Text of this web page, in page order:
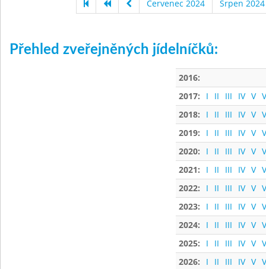
Červenec 2024 Srpen 2024
Přehled zveřejněných jídelníčků:
2016:
2017:
I II III IV V
2018:
I II III IV V
2019:
I II III IV V
2020:
I II III IV V
2021:
I II III IV V
2022:
I II III IV V
2023:
I II III IV V
2024:
I II III IV V
2025:
I II III IV V
2026:
I II III IV V